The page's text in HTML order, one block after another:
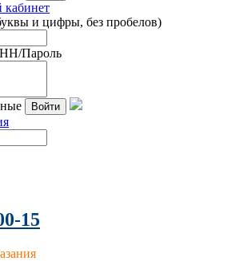
и цифры, без пробелов)
Пароль
Войти
15